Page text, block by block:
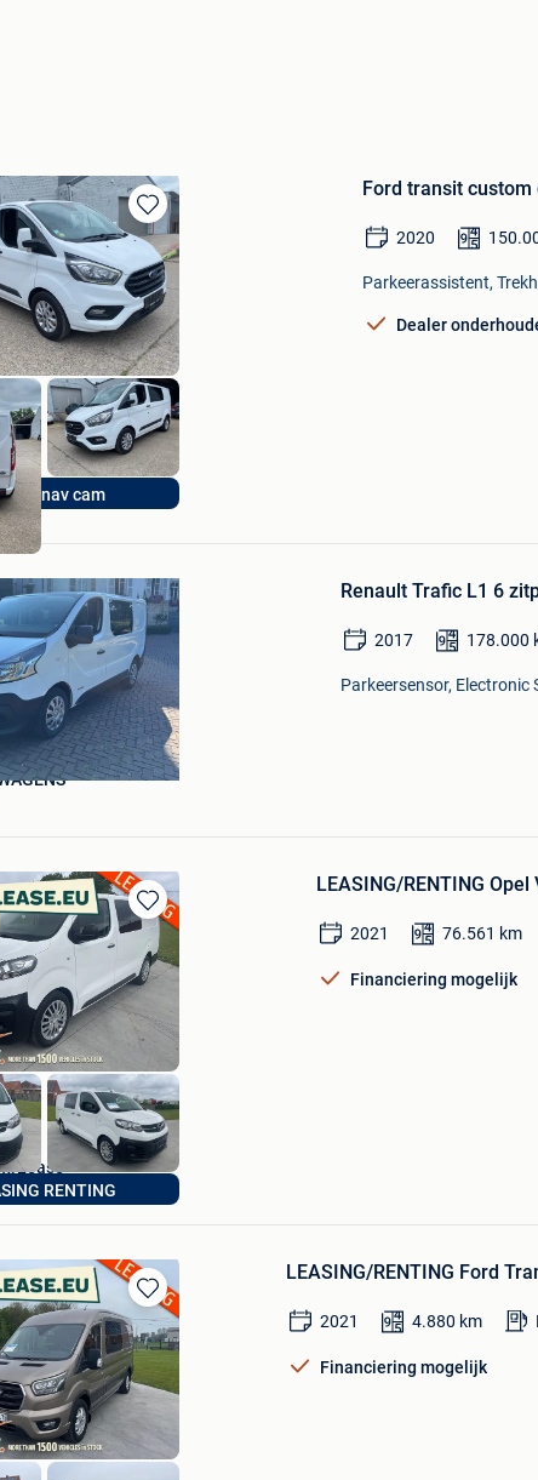
Bewaren
Mijn
Favorieten
nav cam
Ford transit custom
2020
Parkeerassistent,
Dealer
JB CARS
Mijn
Favorieten
Renault Trafic L1 6
2017 178.000
Parkeersensor, Electronic
Bewaren
Mijn
Favorieten
RENTING
LEASING/RENTING
2021 76.561 km
Financiering mogelijk
Bewaren
in
Mijn
Favorieten
LEASING/RENTING Ford
2021 4.880 km
Financiering mogelijk